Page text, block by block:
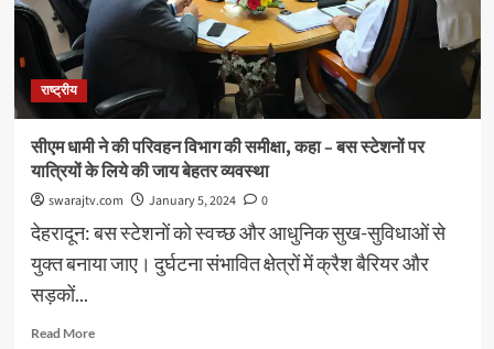
किये
नियुक्ति
राष्ट्रीय
सीएम धामी ने की परिवहन विभाग की समीक्षा, कहा – बस स्टेशनों पर
यात्रियों के लिये की जाय बेहतर व्यवस्था
swarajtv.com January 5, 2024 0
देहरादून: बस स्टेशनों को स्वच्छ और आधुनिक सुख-सुविधाओं से
युक्त बनाया जाए। दुर्घटना संभावित क्षेत्रों में क्रैश बैरियर और
सड़कों...
Read MoreRead